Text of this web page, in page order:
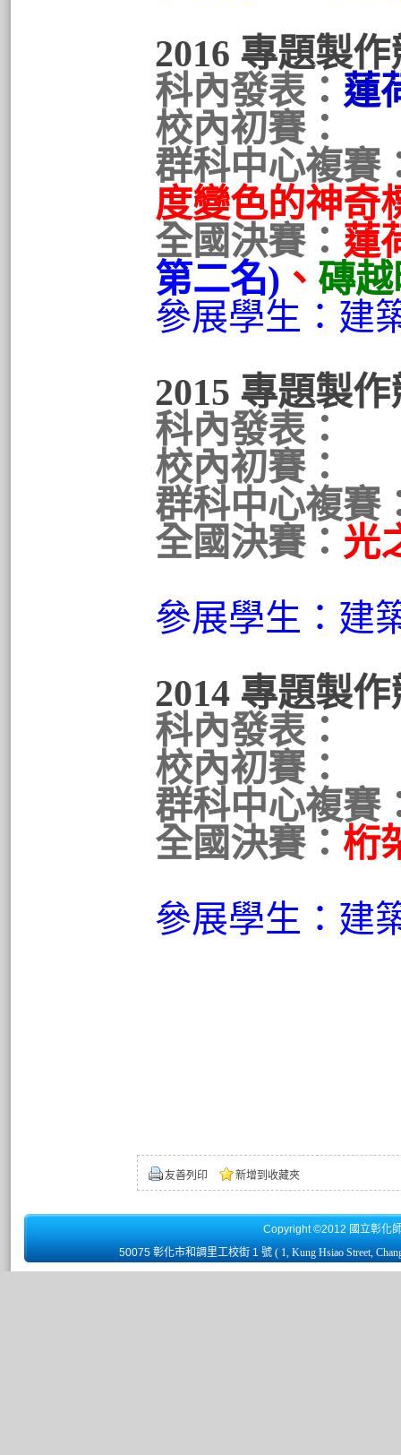
2016 專題製
科內發表： 蓮
校內初賽：
群科中心複賽
度變色的神奇
全國決賽： 蓮
第二名) 、 磚
參展學生：建
2015 專題製
科內發表：
校內初賽：
群科中心複賽
全國決賽： 光
參展學生：建
2014 專題製
科內發表：
校內初賽：
群科中心複賽
全國決賽： 桁
參展學生：建
友善列印 新增到收藏夾
Copyright ©2012 國立彰化
50075 彰化市和調里工校街 1 號 ( 1, Kung Hsiao Street,